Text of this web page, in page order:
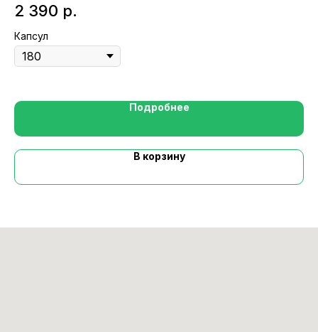
2 390 р.
Капсул
Подробнее
В корзину